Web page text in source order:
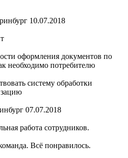
10.07.2018
оформления документов по
необходимо потребителю
систему обработки
07.07.2018
работа сотрудников.
Всё понравилось.